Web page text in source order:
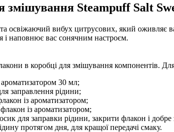
змішування Steampuff Salt
освіжаючий вибух цитрусових, який оживляє
і наповнює вас сонячним настроєм.
в коробці для змішування компонентів.
30 мл;
заправлення рідини;
із ароматизатором;
із ароматизатором;
для заправки рідини, закрити флакон і добре
протягом дня, для кращої передачі смаку.